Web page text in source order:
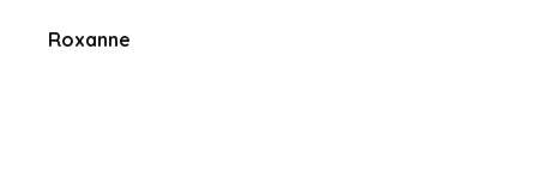
Roxanne